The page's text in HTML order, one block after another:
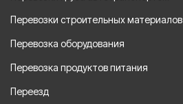
Перевозки строительных материалов
Перевозка оборудования
Перевозка продуктов питания
Переезд